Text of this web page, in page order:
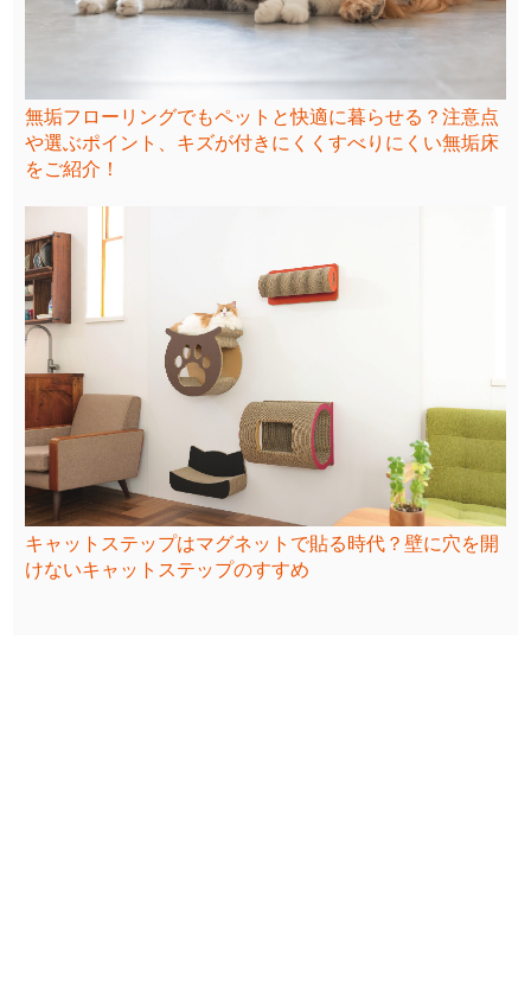
無垢フローリングでもペットと快適に暮らせる？注意点
や選ぶポイント、キズが付きにくくすべりにくい無垢床
をご紹介！
キャットステップはマグネットで貼る時代？壁に穴を開
けないキャットステップのすすめ